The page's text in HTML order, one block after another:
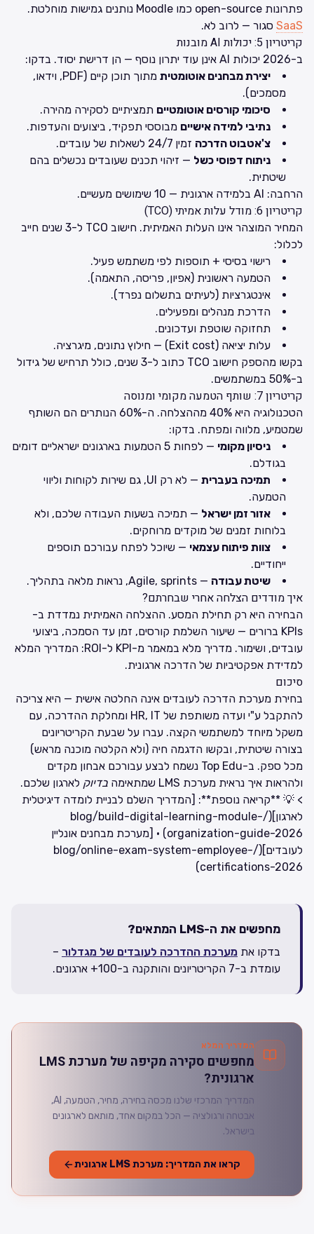
פתרונות open-source כמו Moodle נותנים גמישות מוחלטת.
SaaS סגור — לרוב לא.
קריטריון 5: יכולות AI מובנות
ב-2026 יכולות AI אינן עוד יתרון נוסף — הן דרישת יסוד. בדקו:
יצירת מבחנים אוטומטית
מתוך תוכן קיים (PDF, וידאו,
מסמכים).
סיכומי קורסים אוטומטיים תמציתיים לסקירה מהירה.
נתיבי למידה אישיים מבוססי תפקיד, ביצועים והעדפות.
צ'אטבוט הדרכה זמין 24/7 לשאלות של עובדים.
ניתוח דפוסי כשל — זיהוי תכנים שעובדים נכשלים בהם
שיטתית.
הרחבה: AI בלמידה ארגונית — 10 שימושים מעשיים .
קריטריון 6: מודל עלות אמיתי (TCO)
המחיר המוצהר אינו העלות האמיתית. חישוב TCO ל-3 שנים חייב
לכלול:
רישוי בסיסי + תוספות לפי משתמש פעיל.
הטמעה ראשונית (אפיון, פריסה, התאמה).
אינטגרציות (לעיתים בתשלום נפרד).
הדרכת מנהלים ומפעילים.
תחזוקה שוטפת ועדכונים.
עלות יציאה (Exit cost) — חילוץ נתונים, מיגרציה.
בקשו מהספק חישוב TCO כתוב ל-3 שנים, כולל תרחיש של גידול
ב-50% במשתמשים.
קריטריון 7: שותף הטמעה מקומי ומנוסה
הטכנולוגיה היא 40% מההצלחה. ה-60% הנותרים הם השותף
שמטמיע, מלווה ומפתח. בדקו:
ניסיון מקומי
— לפחות 5 הטמעות בארגונים ישראליים דומים
בגודלם.
תמיכה בעברית
— לא רק UI, גם שירות לקוחות וליווי
הטמעה.
אזור זמן ישראל — תמיכה בשעות העבודה שלכם, ולא
בלוחות זמנים של מוקדים מרוחקים.
צוות פיתוח עצמאי — שיוכל לפתח עבורכם תוספים
ייחודיים.
שיטת עבודה — Agile, sprints, נראות מלאה בתהליך.
איך מודדים הצלחה אחרי שבחרתם?
הבחירה היא רק תחילת המסע. ההצלחה האמיתית נמדדת ב-
KPIs ברורים — שיעור השלמת קורסים, זמן עד הסמכה, ביצועי
עובדים, ושימור. מדריך מלא במאמר
מ-KPI ל-ROI: המדריך המלא
למדידת אפקטיביות של הדרכה ארגונית.
סיכום
בחירת מערכת הדרכה לעובדים אינה החלטה אישית — היא צריכה
להתקבל ע"י ועדה משותפת של HR, IT ומחלקת ההדרכה, עם
משקל מיוחד למשתמשי הקצה. עברו על שבעת הקריטריונים
בצורה שיטתית, ובקשו הדגמה חיה (ולא הקלטה מוכנה מראש)
מכל ספק. ב-Top Edu נשמח לבצע עבורכם אבחון מקדים
ולהראות איך נראית מערכת LMS שמתאימה
בדיוק לארגון שלכם.
> 💡 **קריאה נוספת**: [המדריך השלם לבניית לומדה דיגיטלית
לארגון](/blog/build-digital-learning-module-
organization-guide-2026) · [מערכת מבחנים אונליין
לעובדים](/blog/online-exam-system-employee-
certifications-2026)
מחפשים את ה-LMS המתאים?
בדקו את מערכת ההדרכה לעובדים של מגדלור –
עומדת ב-7 הקריטריונים והותקנה ב-100+ ארגונים.
המדריך המלא
מחפשים סקירה מקיפה של מערכת LMS
ארגונית?
המדריך המרכזי שלנו מכסה בחירה, מחיר, הטמעה, AI,
אבטחה ורגולציה — הכל במקום אחד, מותאם לארגונים
בישראל.
קראו את המדריך: מערכת LMS ארגונית